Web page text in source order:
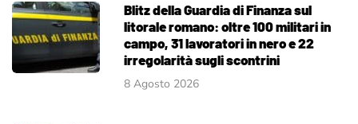
Blitz della Guardia di Finanza sul
litorale romano: oltre 100 militari in
campo, 31 lavoratori in nero e 22
irregolarità sugli scontrini
8 Agosto 2026